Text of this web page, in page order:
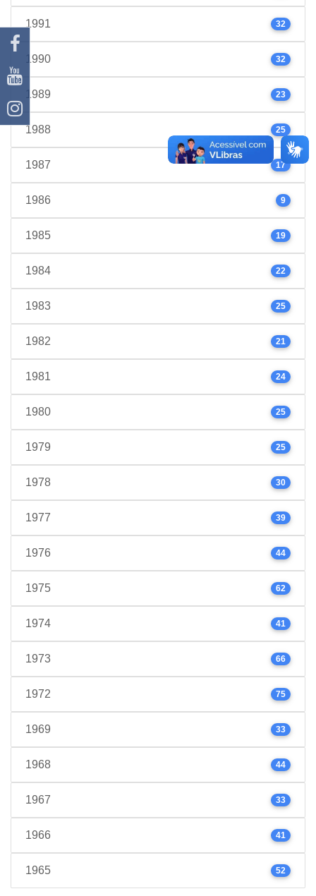
1991 32
1990 32
1989 23
1988 25
1987 17
1986 9
1985 19
1984 22
1983 25
1982 21
1981 24
1980 25
1979 25
1978 30
1977 39
1976 44
1975 62
1974 41
1973 66
1972 75
1969 33
1968 44
1967 33
1966 41
1965 52